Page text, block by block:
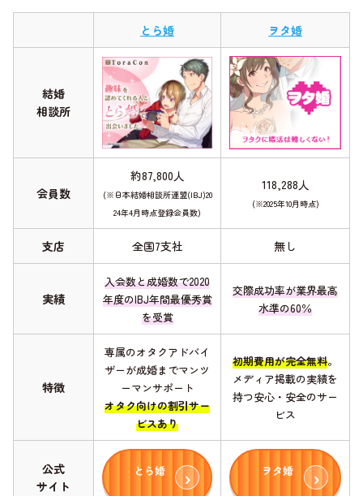
とら婚 ヲタ婚
結婚
相談所
会員数
約87,800人
(※日本結婚相談所連盟(IBJ)20
24年4月時点登録会員数)
118,288人
(※2025年10月時点)
支店 全国7支社 無し
実績
入会数と成婚数で2020
年度のIBJ年間最優秀賞
を受賞
交際成功率が業界最高
水準の60％
特徴
専属のオタクアドバイ
ザーが成婚までマンツ
ーマンサポート
オタク向けの割引サー
ビスあり
初期費用が完全無料。
メディア掲載の実績を
持つ安心・安全のサー
ビス
公式
サイト
とら婚 ヲタ婚